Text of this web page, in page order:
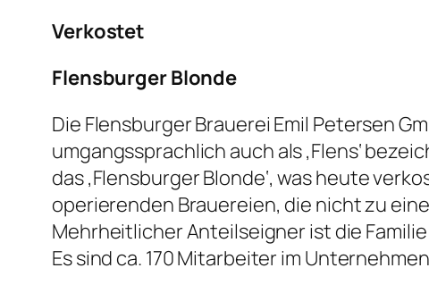
Verkostet
Flensburger Blonde
Die Flensburger Brauerei Emil Petersen
umgangssprachlich auch als ‚Flens‘
das ‚Flensburger Blonde‘, was heute
operierenden Brauereien, die nicht zu
Mehrheitlicher Anteilseigner ist die
Es sind ca. 170 Mitarbeiter im